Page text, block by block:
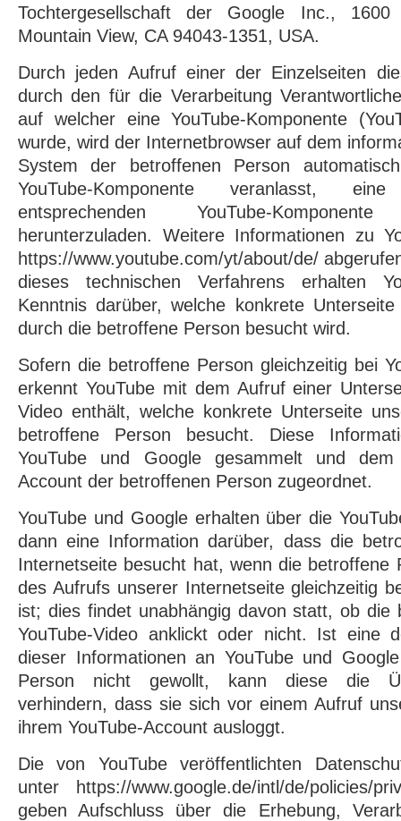
Tochtergesellschaft der Google Inc., 1600
Mountain View, CA 94043-1351, USA.
Durch jeden Aufruf einer der Einzelseiten
durch den für die Verarbeitung
auf welcher eine YouTube-Komponente
wurde, wird der Internetbrowser auf dem
System der betroffenen Person
YouTube-Komponente veranlasst,
entsprechenden YouTube-
herunterzuladen. Weitere Informationen zu
https://www.youtube.com/yt/about/de/
dieses technischen Verfahrens erhalten
Kenntnis darüber, welche konkrete
durch die betroffene Person besucht wird.
Sofern die betroffene Person gleichzeitig bei
erkennt YouTube mit dem Aufruf einer
Video enthält, welche konkrete Unterseite
betroffene Person besucht. Diese
YouTube und Google gesammelt und dem
Account der betroffenen Person zugeordnet.
YouTube und Google erhalten über die
dann eine Information darüber, dass die
Internetseite besucht hat, wenn die betroffene
des Aufrufs unserer Internetseite gleichzeitig
ist; dies findet unabhängig davon statt, ob die
YouTube-Video anklickt oder nicht. Ist eine
dieser Informationen an YouTube und
Person nicht gewollt, kann diese die
verhindern, dass sie sich vor einem Aufruf
ihrem YouTube-Account ausloggt.
Die von YouTube veröffentlichten
unter https://www.google.de/intl/de/policies/
geben Aufschluss über die Erhebung,